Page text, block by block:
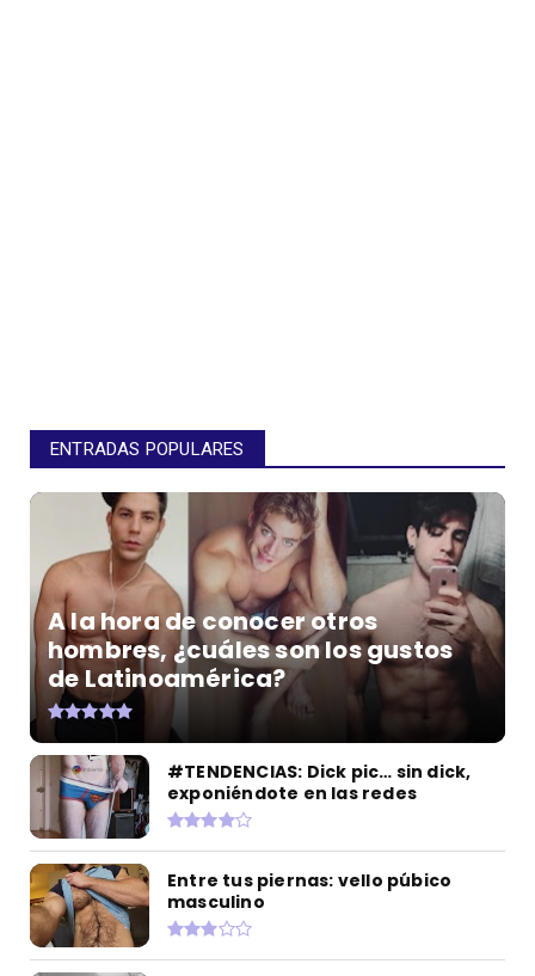
ENTRADAS POPULARES
A la hora de conocer otros
hombres, ¿cuáles son los gustos
de Latinoamérica?
#TENDENCIAS: Dick pic… sin dick,
exponiéndote en las redes
Entre tus piernas: vello púbico
masculino